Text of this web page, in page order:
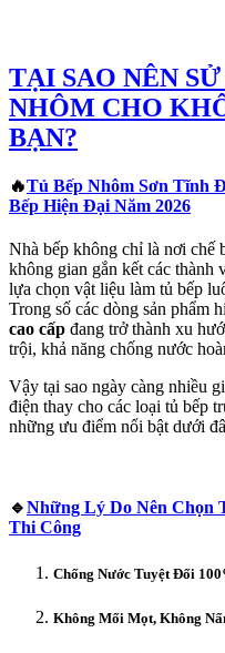
TẠI SAO NÊN
NHÔM CHO
BẠN?
🔥Tủ Bếp Nhôm Sơn Tĩnh
Bếp Hiện Đại Năm 2026
Nhà bếp không chỉ là nơi chế
không gian gắn kết các
lựa chọn vật liệu làm tủ bếp
Trong số các dòng sản phẩm
cao cấp đang trở thành xu
trội, khả năng chống nước
Vậy tại sao ngày càng nhiều
điện thay cho các loại tủ bếp
những ưu điểm nổi bật dưới
🔹Những Lý Do Nên Chọn
Thi Công
Chống Nước Tuyệt Đối
Không Mối Mọt, Không